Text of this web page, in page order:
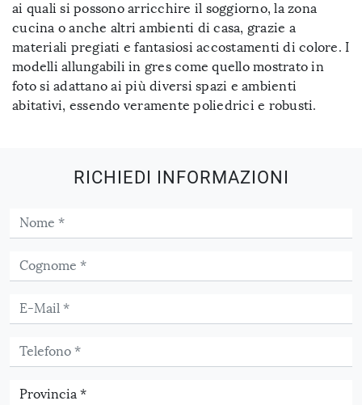
ai quali si possono arricchire il soggiorno, la zona
cucina o anche altri ambienti di casa, grazie a
materiali pregiati e fantasiosi accostamenti di colore. I
modelli allungabili in gres come quello mostrato in
foto si adattano ai più diversi spazi e ambienti
abitativi, essendo veramente poliedrici e robusti.
RICHIEDI INFORMAZIONI